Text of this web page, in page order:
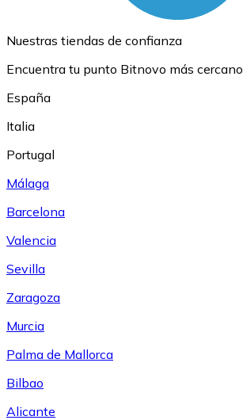
Nuestras tiendas de confianza
Encuentra tu punto Bitnovo más cercano
España
Italia
Portugal
Málaga
Barcelona
Valencia
Sevilla
Zaragoza
Murcia
Palma de Mallorca
Bilbao
Alicante